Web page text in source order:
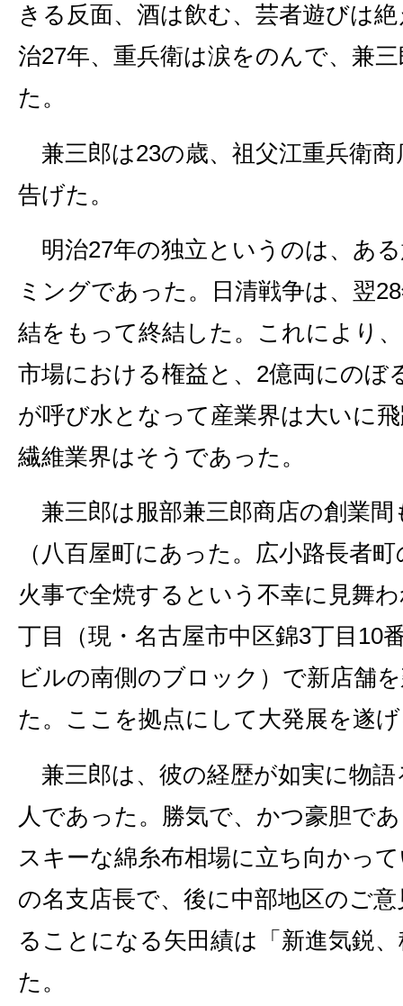
きる反面、酒は飲む、芸者遊びは
治27年、重兵衛は涙をのんで、兼
た。
兼三郎は23の歳、祖父江重兵衛
告げた。
明治27年の独立というのは、あ
ミングであった。日清戦争は、翌
結をもって終結した。これにより
市場における権益と、2億両にのぼ
が呼び水となって産業界は大いに
繊維業界はそうであった。
兼三郎は服部兼三郎商店の創業間
（八百屋町にあった。広小路長者
火事で全焼するという不幸に見舞
丁目（現・名古屋市中区錦3丁目10
ビルの南側のブロック）で新店舗
た。ここを拠点にして大発展を遂
兼三郎は、彼の経歴が如実に物
人であった。勝気で、かつ豪胆で
スキーな綿糸布相場に立ち向かっ
の名支店長で、後に中部地区のご
ることになる矢田績は「新進気鋭
た。